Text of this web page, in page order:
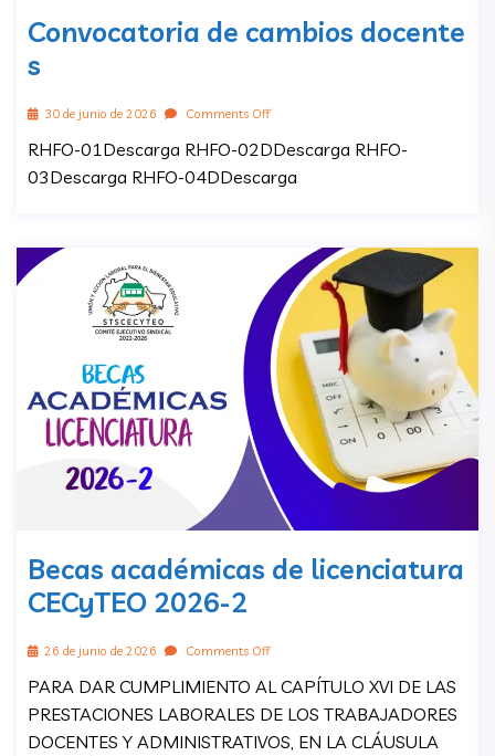
Convocatoria de cambios docente
s
30 de junio de 2026 Comments Off
RHFO-01Descarga RHFO-02DDescarga RHFO-
03Descarga RHFO-04DDescarga
Becas académicas de licenciatura
CECyTEO 2026-2
26 de junio de 2026 Comments Off
PARA DAR CUMPLIMIENTO AL CAPÍTULO XVI DE LAS
PRESTACIONES LABORALES DE LOS TRABAJADORES
DOCENTES Y ADMINISTRATIVOS, EN LA CLÁUSULA